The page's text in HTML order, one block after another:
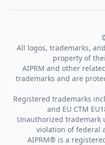
All logos, trademarks,
property of
AIPRM and other
trademarks and are
Registered trademarks
and EU CTM
Unauthorized trademark
violation of federal
AIPRM® is a